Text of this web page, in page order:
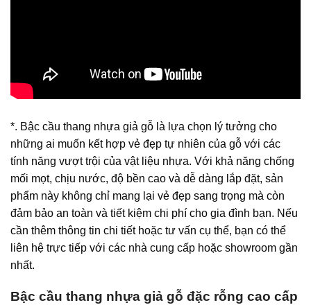
*. Bậc cầu thang nhựa giả gỗ là lựa chọn lý tưởng cho
những ai muốn kết hợp vẻ đẹp tự nhiên của gỗ với các
tính năng vượt trội của vật liệu nhựa. Với khả năng chống
mối mọt, chịu nước, độ bền cao và dễ dàng lắp đặt, sản
phẩm này không chỉ mang lại vẻ đẹp sang trọng mà còn
đảm bảo an toàn và tiết kiệm chi phí cho gia đình bạn. Nếu
cần thêm thông tin chi tiết hoặc tư vấn cụ thể, bạn có thể
liên hệ trực tiếp với các nhà cung cấp hoặc showroom gần
nhất.
Bậc cầu thang nhựa giả gỗ đặc rỗng cao cấp